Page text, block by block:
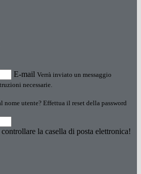
E-mail Verrà inviato un messaggio
necessarie.
nome utente? Effettua il reset della password
la casella di posta elettronica!